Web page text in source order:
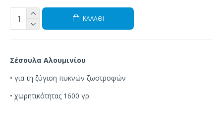
ΚΑΛΆΘΙ
Σέσουλα Αλουμινίου
• για τη ζύγιση πυκνών ζωοτροφών
• χωρητικότητας 1600 γρ.